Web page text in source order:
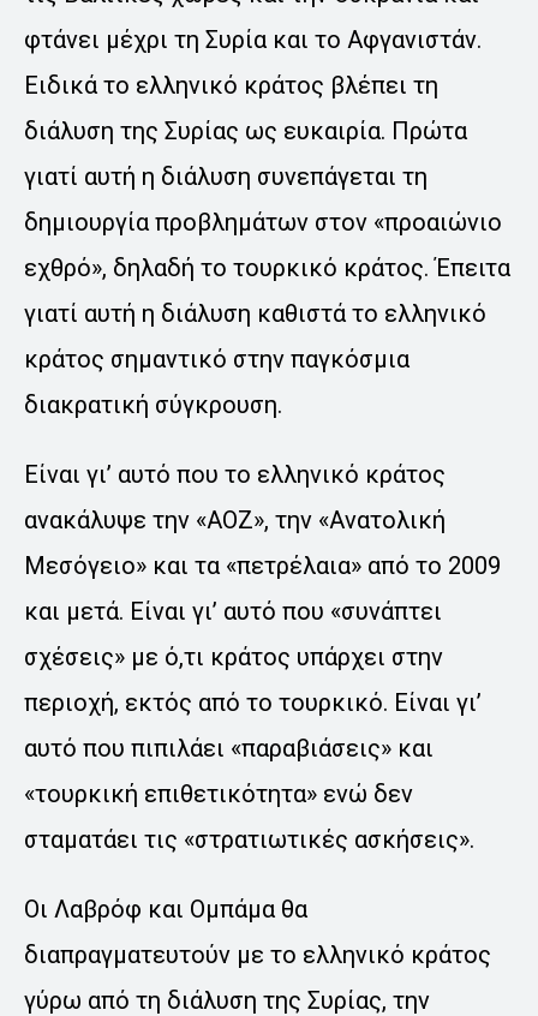
φτάνει μέχρι τη Συρία και το Αφγανιστάν.
Ειδικά το ελληνικό κράτος βλέπει τη
διάλυση της Συρίας ως ευκαιρία. Πρώτα
γιατί αυτή η διάλυση συνεπάγεται τη
δημιουργία προβλημάτων στον «προαιώνιο
εχθρό», δηλαδή το τουρκικό κράτος. Έπειτα
γιατί αυτή η διάλυση καθιστά το ελληνικό
κράτος σημαντικό στην παγκόσμια
διακρατική σύγκρουση.
Είναι γι’ αυτό που το ελληνικό κράτος
ανακάλυψε την «ΑΟΖ», την «Ανατολική
Μεσόγειο» και τα «πετρέλαια» από το 2009
και μετά. Είναι γι’ αυτό που «συνάπτει
σχέσεις» με ό,τι κράτος υπάρχει στην
περιοχή, εκτός από το τουρκικό. Είναι γι’
αυτό που πιπιλάει «παραβιάσεις» και
«τουρκική επιθετικότητα» ενώ δεν
σταματάει τις «στρατιωτικές ασκήσεις».
Οι Λαβρόφ και Ομπάμα θα
διαπραγματευτούν με το ελληνικό κράτος
γύρω από τη διάλυση της Συρίας, την